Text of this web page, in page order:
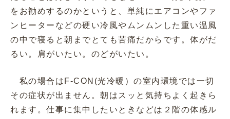
をお勧めするのかというと、単純にエアコンやファ
ンヒーターなどの硬い冷風やムンムンした重い温風
の中で寝ると朝までとても苦痛だからです。体がだ
るい。肩がいたい。のどがいたい。
私の場合はF-CON(光冷暖）の室内環境では一切
その症状が出ません。朝はスッと気持ちよく起きら
れます。仕事に集中したいときなどは２階の体感ル